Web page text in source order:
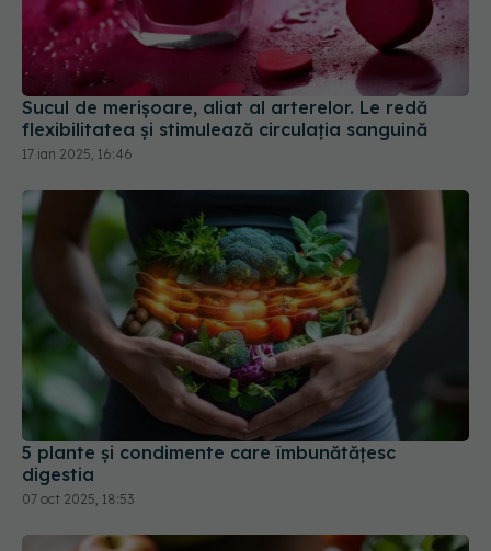
Sucul de merișoare, aliat al arterelor. Le redă
flexibilitatea și stimulează circulația sanguină
17 ian 2025, 16:46
5 plante și condimente care îmbunătățesc
digestia
07 oct 2025, 18:53